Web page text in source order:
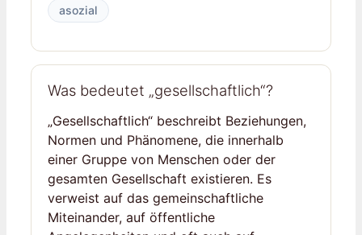
asozial
Was bedeutet „gesellschaftlich“?
„Gesellschaftlich“ beschreibt Beziehungen,
Normen und Phänomene, die innerhalb
einer Gruppe von Menschen oder der
gesamten Gesellschaft existieren. Es
verweist auf das gemeinschaftliche
Miteinander, auf öffentliche